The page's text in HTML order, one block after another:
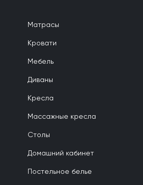
Матрасы
Кровати
Мебель
Диваны
Кресла
Массажные кресла
Столы
Домашний кабинет
Постельное белье